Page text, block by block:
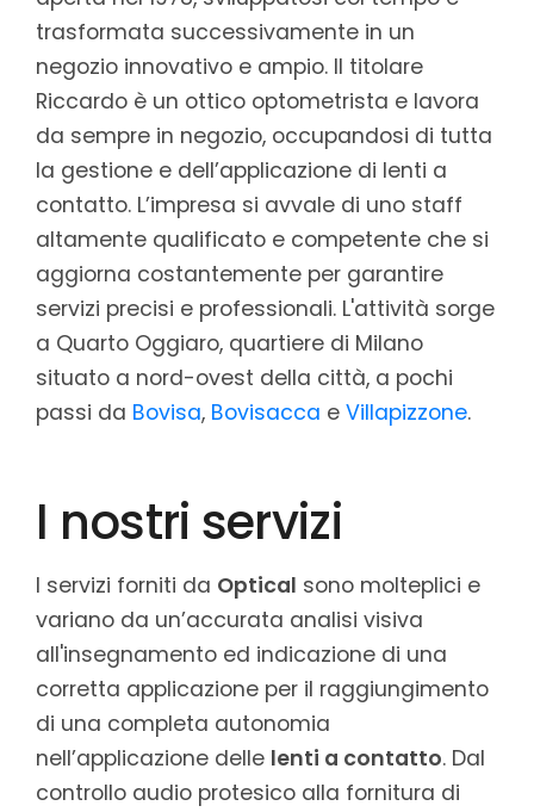
trasformata successivamente in un
negozio innovativo e ampio. Il titolare
Riccardo è un ottico optometrista e lavora
da sempre in negozio, occupandosi di tutta
la gestione e dell’applicazione di lenti a
contatto. L’impresa si avvale di uno staff
altamente qualificato e competente che si
aggiorna costantemente per garantire
servizi precisi e professionali. L'attività sorge
a Quarto Oggiaro, quartiere di Milano
situato a nord-ovest della città, a pochi
passi da Bovisa, Bovisacca e Villapizzone.
I nostri servizi
I servizi forniti da Optical sono molteplici e
variano da un’accurata analisi visiva
all'insegnamento ed indicazione di una
corretta applicazione per il raggiungimento
di una completa autonomia
nell’applicazione delle lenti a contatto. Dal
controllo audio protesico alla fornitura di